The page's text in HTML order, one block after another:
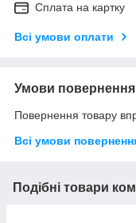
Сплата на картку
Всі умови оплати
Умови повернення
Повернення товару
Всі умови
Подібні товари